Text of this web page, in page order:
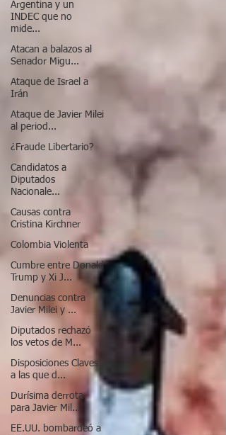
Argentina y un
INDEC que no
mide...
Atacan a balazos al
Senador Migu...
Ataque de Israel a
Irán
Ataque de Javier Milei
al period...
¿Fraude Libertario?
Candidatos a
Diputados
Nacionale...
Causas contra
Cristina Kirchner
Colombia Violenta
Cumbre entre Donald
Trump y Xi J...
Denuncias contra
Javier Milei y ...
Diputados rechazó
los vetos de M...
Disposiciones Claves
a las que d...
Durísima derrota
para Javier Mil...
EE.UU. bombardeó a